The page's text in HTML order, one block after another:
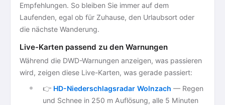
Empfehlungen. So bleiben Sie immer auf dem
Laufenden, egal ob für Zuhause, den Urlaubsort oder
die nächste Wanderung.
Live-Karten passend zu den Warnungen
Während die DWD-Warnungen anzeigen, was passieren
wird, zeigen diese Live-Karten, was gerade passiert:
👉 HD-Niederschlagsradar Wolnzach — Regen
und Schnee in 250 m Auflösung, alle 5 Minuten